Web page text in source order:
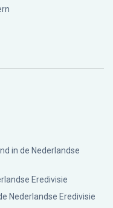
in de Nederlandse
Eredivisie
Nederlandse Eredivisie